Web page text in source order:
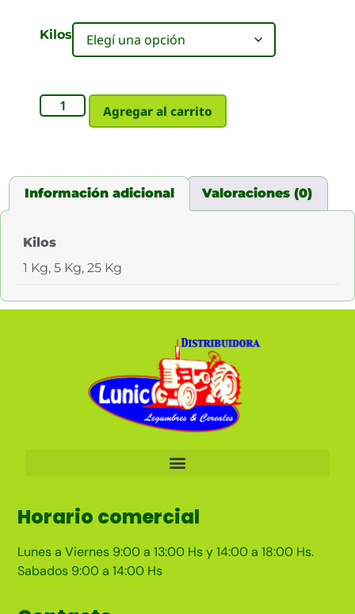
Kilos
Agregar al carrito
Información adicional Valoraciones (0)
Kilos
1 Kg, 5 Kg, 25 Kg
Horario comercial
Lunes a Viernes 9:00 a 13:00 Hs y 14:00 a 18:00 Hs.
Sabados 9:00 a 14:00 Hs